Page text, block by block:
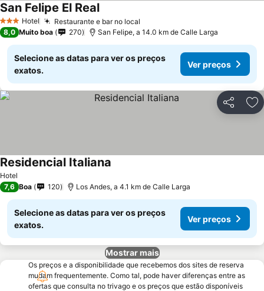
3 EstrelasHotel Restaurante e bar no local
San Felipe El Real
8,0 Muito boa 270 San Felipe, a 14.0 km de Calle Larga
Selecione as datas para ver os preços
exatos.
Ver preços
Partilhar
Hotel
Residencial Italiana
7,6 Boa 120 Los Andes, a 4.1 km de Calle Larga
Selecione as datas para ver os preços
exatos.
Ver preços
Mostrar mais
Os preços e a disponibilidade que recebemos dos sites de reserva
mudam frequentemente. Como tal, pode haver diferenças entre as
ofertas que consulta no trivago e os preços que estão disponíveis